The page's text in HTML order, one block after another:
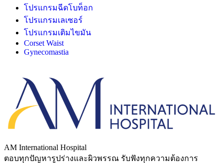
โปรแกรมฉีดโบท็อก
โปรแกรมเลเซอร์
โปรแกรมเติมไขมัน
Corset Waist
Gynecomastia
AM International Hospital
ตอบทุกปัญหารูปร่างและผิวพรรณ รับฟังทุกความต้องการ